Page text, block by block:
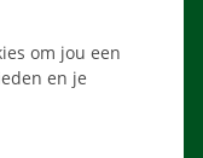
om jou een
en je